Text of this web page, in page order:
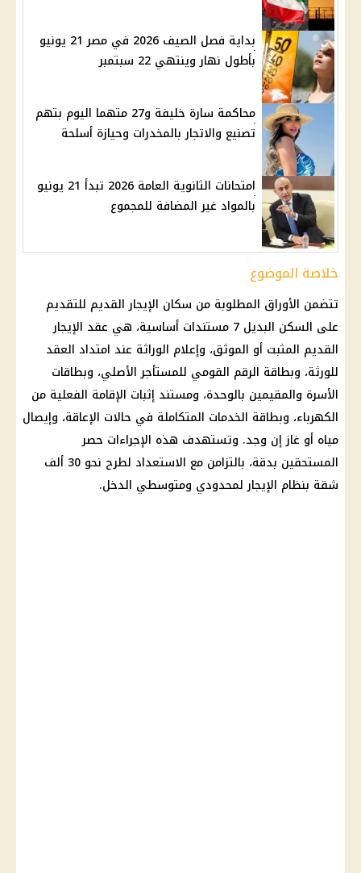
بداية فصل الصيف 2026 في مصر 21 يونيو
بأطول نهار وينتهي 22 سبتمبر
محاكمة سارة خليفة و27 متهما اليوم بتهم
تصنيع والاتجار بالمخدرات وحيازة أسلحة
امتحانات الثانوية العامة 2026 تبدأ 21 يونيو
بالمواد غير المضافة للمجموع
خلاصة الموضوع
تتضمن الأوراق المطلوبة من سكان الإيجار القديم للتقديم
على السكن البديل 7 مستندات أساسية، هي عقد
الإيجار
القديم المثبت أو الموثق، وإعلام الوراثة عند امتداد العقد
للورثة، وبطاقة الرقم القومي للمستأجر الأصلي، وبطاقات
الأسرة والمقيمين بالوحدة، ومستند إثبات الإقامة الفعلية من
الكهرباء، وبطاقة الخدمات المتكاملة في حالات الإعاقة، وإيصال
مياه أو غاز إن وجد. وتستهدف هذه الإجراءات حصر
المستحقين بدقة، بالتزامن مع الاستعداد لطرح نحو 30 ألف
شقة بنظام الإيجار لمحدودي ومتوسطي الدخل.